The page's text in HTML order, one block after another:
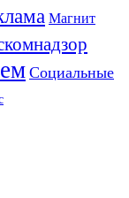
Магнит
Социальные